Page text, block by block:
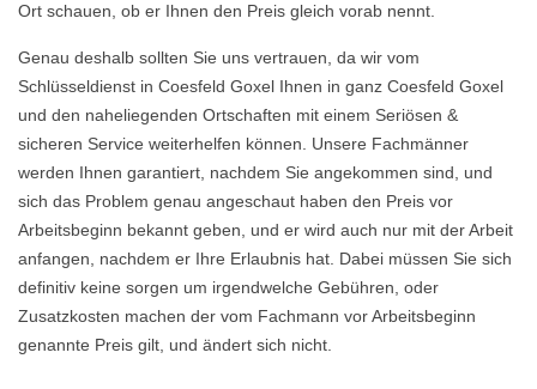
Ort schauen, ob er Ihnen den Preis gleich vorab nennt.
Genau deshalb sollten Sie uns vertrauen, da wir vom
Schlüsseldienst in Coesfeld Goxel Ihnen in ganz Coesfeld Goxel
und den naheliegenden Ortschaften mit einem Seriösen &
sicheren Service weiterhelfen können. Unsere Fachmänner
werden Ihnen garantiert, nachdem Sie angekommen sind, und
sich das Problem genau angeschaut haben den Preis vor
Arbeitsbeginn bekannt geben, und er wird auch nur mit der Arbeit
anfangen, nachdem er Ihre Erlaubnis hat. Dabei müssen Sie sich
definitiv keine sorgen um irgendwelche Gebühren, oder
Zusatzkosten machen der vom Fachmann vor Arbeitsbeginn
genannte Preis gilt, und ändert sich nicht.